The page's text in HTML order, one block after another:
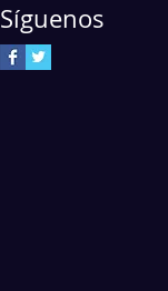
Síguenos